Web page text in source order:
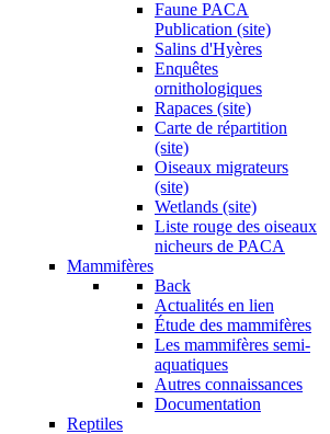
Faune PACA
Publication (site)
Salins d'Hyères
Enquêtes
ornithologiques
Rapaces (site)
Carte de répartition
(site)
Oiseaux migrateurs
(site)
Wetlands (site)
Liste rouge des oiseaux
nicheurs de PACA
Mammifères
Back
Actualités en lien
Étude des mammifères
Les mammifères semi-
aquatiques
Autres connaissances
Documentation
Reptiles